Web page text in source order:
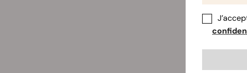
Après une
une pause
fréquence